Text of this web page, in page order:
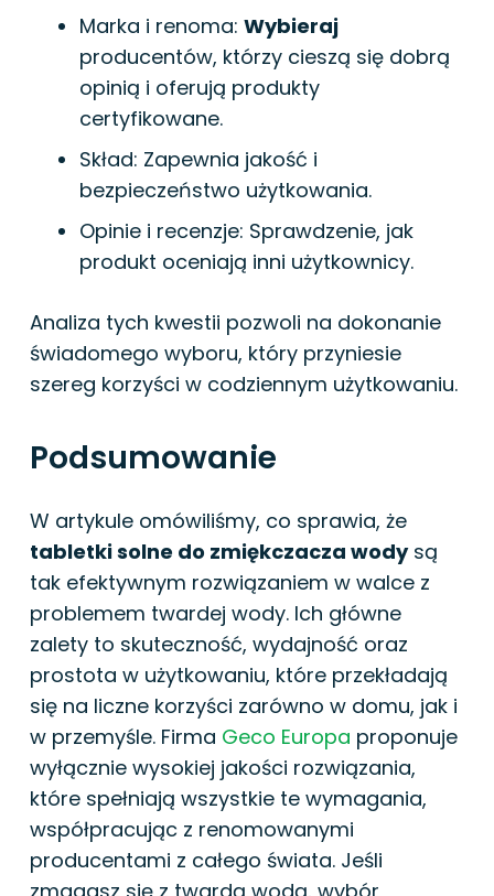
Marka i renoma: Wybieraj
producentów, którzy cieszą się dobrą
opinią i oferują produkty
certyfikowane.
Skład: Zapewnia jakość i
bezpieczeństwo użytkowania.
Opinie i recenzje: Sprawdzenie, jak
produkt oceniają inni użytkownicy.
Analiza tych kwestii pozwoli na dokonanie
świadomego wyboru, który przyniesie
szereg korzyści w codziennym użytkowaniu.
Podsumowanie
W artykule omówiliśmy, co sprawia, że
tabletki solne do zmiękczacza wodysą
tak efektywnym rozwiązaniem w walce z
problemem twardej wody. Ich główne
zalety to skuteczność, wydajność oraz
prostota w użytkowaniu, które przekładają
się na liczne korzyści zarówno w domu, jak i
w przemyśle. Firma Geco Europa proponuje
wyłącznie wysokiej jakości rozwiązania,
które spełniają wszystkie te wymagania,
współpracując z renomowanymi
producentami z całego świata. Jeśli